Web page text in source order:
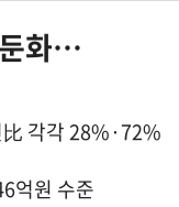
화…
각각 28%·72%
억원 수준